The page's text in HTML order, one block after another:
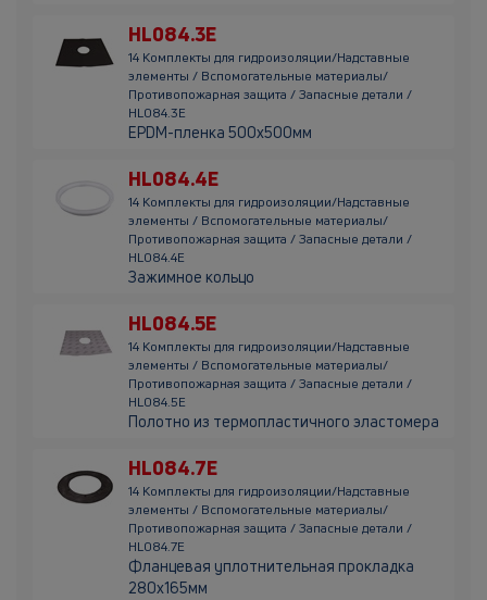
HL084.3E
14 Комплекты для гидроизоляции/Надставные
элементы / Вспомогательные материалы/
Противопожарная защита / Запасные детали /
HL084.3E
EPDM-пленка 500x500мм
HL084.4E
14 Комплекты для гидроизоляции/Надставные
элементы / Вспомогательные материалы/
Противопожарная защита / Запасные детали /
HL084.4E
Зажимное кольцо
HL084.5E
14 Комплекты для гидроизоляции/Надставные
элементы / Вспомогательные материалы/
Противопожарная защита / Запасные детали /
HL084.5E
Полотно из термопластичного эластомера
HL084.7E
14 Комплекты для гидроизоляции/Надставные
элементы / Вспомогательные материалы/
Противопожарная защита / Запасные детали /
HL084.7E
Фланцевая уплотнительная прокладка
280х165мм